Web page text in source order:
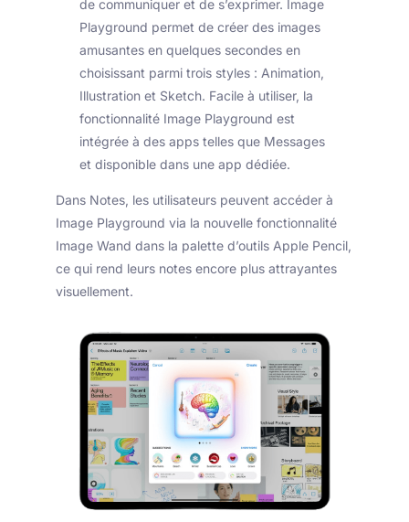
de communiquer et de s’exprimer. Image
Playground permet de créer des images
amusantes en quelques secondes en
choisissant parmi trois styles : Animation,
Illustration et Sketch. Facile à utiliser, la
fonctionnalité Image Playground est
intégrée à des apps telles que Messages
et disponible dans une app dédiée.
Dans Notes, les utilisateurs peuvent accéder à
Image Playground via la nouvelle fonctionnalité
Image Wand dans la palette d’outils Apple Pencil,
ce qui rend leurs notes encore plus attrayantes
visuellement.